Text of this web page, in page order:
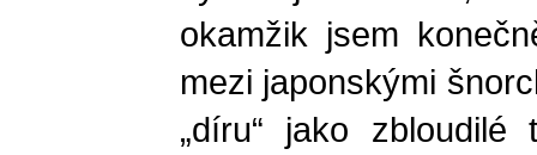
okamžik jsem
mezi japonskými
„díru“ jako